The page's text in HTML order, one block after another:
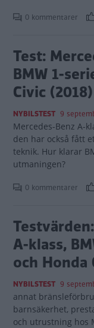
0 kommentarer
Test:
BMW 1-
Civic (2018)
NYBILSTEST 9
Mercedes-Benz A-
den har också fått
teknik. Hur klarar
utmaningen?
0 kommentarer
A-klass,
och Honda
NYBILSTEST 9
annat
barnsäkerhet,
och utrustning hos